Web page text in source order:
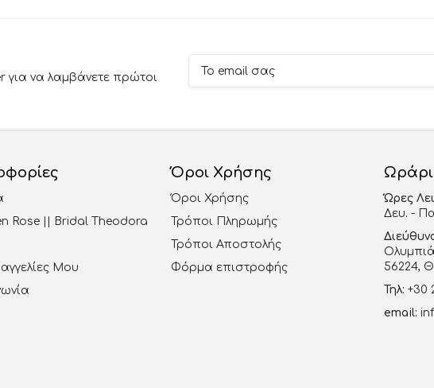
για να λαμβάνετε πρώτοι
Rose || Bridal Theodora
Μου
Όροι Χρήσης
Όροι Χρήσης
Τρόποι Πληρωμής
Τρόποι Αποστολής
Φόρμα επιστροφής
Ώρες
Δευ. -
56224,
Τηλ: +30
email: